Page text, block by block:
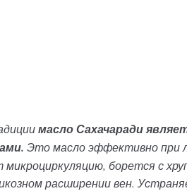
масло Сахачаради
Это масло эффективно при
борется с
расширении вен.